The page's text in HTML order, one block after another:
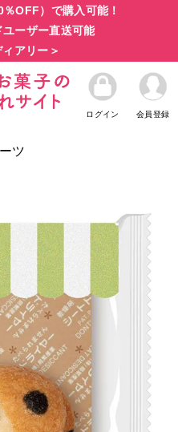
OFF）で購入可能！
ーザー直送可能
アリー＞
ログイン 会員登録
ツ